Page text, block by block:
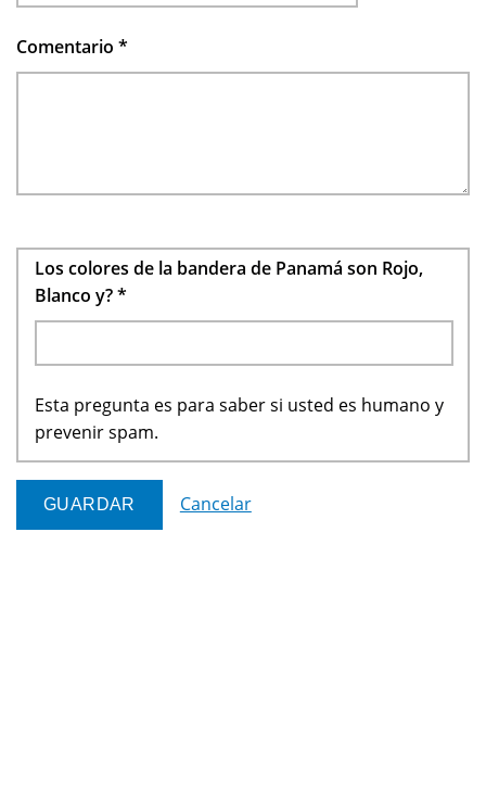
Comentario *
Los colores de la bandera de Panamá son Rojo,
Blanco y?*
Esta pregunta es para saber si usted es humano y
prevenir spam.
Cancelar